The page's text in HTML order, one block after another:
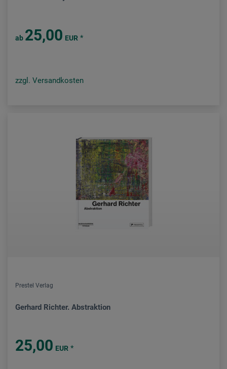
ab 25,00 EUR *
zzgl. Versandkosten
Prestel Verlag
Gerhard Richter. Abstraktion
25,00 EUR *